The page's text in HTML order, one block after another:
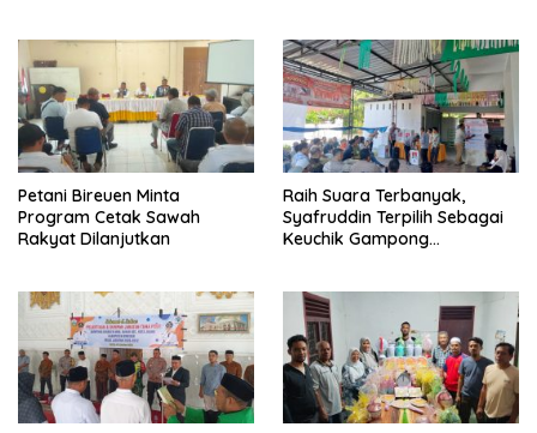
Petani Bireuen Minta
Program Cetak Sawah
Rakyat Dilanjutkan
Raih Suara Terbanyak,
Syafruddin Terpilih Sebagai
Keuchik Gampong